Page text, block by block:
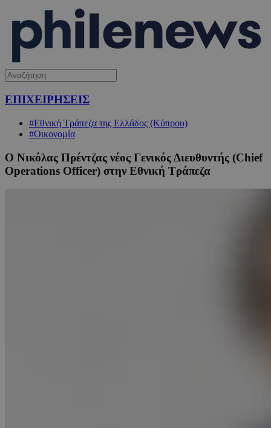
ΕΠΙΧΕΙΡΗΣΕΙΣ
#Εθνική Τράπεζα της Ελλάδος (Κύπρου)
#Οικονομία
Ο Νικόλας Πρέντζας νέος Γενικός Διευθυντής (Chief
Operations Officer) στην Εθνική Τράπεζα